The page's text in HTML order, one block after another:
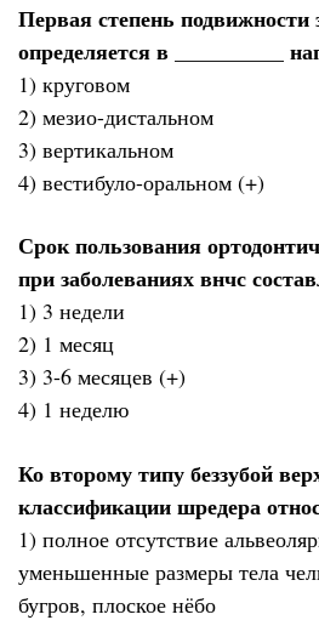
Первая степень подвижности
определяется в __________
1) круговом
2) мезио-дистальном
3) вертикальном
4) вестибуло-оральном (+)
Срок пользования
при заболеваниях внчс
1) 3 недели
2) 1 месяц
3) 3-6 месяцев (+)
4) 1 неделю
Ко второму типу беззубой
классификации шредера
1) полное отсутствие
уменьшенные размеры тела
бугров, плоское нёбо